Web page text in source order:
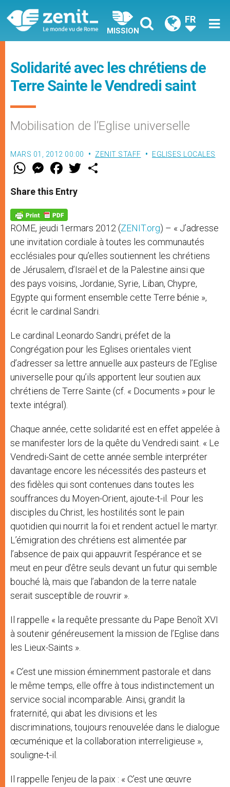
MISSION
FR
Solidarité avec les chrétiens de
Terre Sainte le Vendredi saint
Mobilisation de l’Eglise universelle
MARS 01, 2012 00:00 ZENIT STAFF EGLISES LOCALES
W
t
s
p
p
M
e
s
e
g
e
r
F
a
e
b
o
k
w
Share this Entry
ROME, jeudi 1ermars 2012 (ZENIT.org) – « J’adresse
une invitation cordiale à toutes les communautés
ecclésiales pour qu’elles soutiennent les chrétiens
de Jérusalem, d’Israël et de la Palestine ainsi que
des pays voisins, Jordanie, Syrie, Liban, Chypre,
Egypte qui forment ensemble cette Terre bénie »,
écrit le cardinal Sandri.
Le cardinal Leonardo Sandri, préfet de la
Congrégation pour les Eglises orientales vient
d’adresser sa lettre annuelle aux pasteurs de l’Eglise
universelle pour qu’ils apportent leur soutien aux
chrétiens de Terre Sainte (cf. « Documents » pour le
texte intégral).
Chaque année, cette solidarité est en effet appelée à
se manifester lors de la quête du Vendredi saint. « Le
Vendredi-Saint de cette année semble interpréter
davantage encore les nécessités des pasteurs et
des fidèles qui sont contenues dans toutes les
souffrances du Moyen-Orient, ajoute-t-il. Pour les
disciples du Christ, les hostilités sont le pain
quotidien qui nourrit la foi et rendent actuel le martyr.
L’émigration des chrétiens est alimentée par
l’absence de paix qui appauvrit l’espérance et se
meut en peur d’être seuls devant un futur qui semble
bouché là, mais que l’abandon de la terre natale
serait susceptible de rouvrir ».
Il rappelle « la requête pressante du Pape Benoît XVI
à soutenir généreusement la mission de l’Eglise dans
les Lieux-Saints ».
« C’est une mission éminemment pastorale et dans
le même temps, elle offre à tous indistinctement un
service social incomparable. Ainsi, grandit la
fraternité, qui abat les divisions et les
discriminations, toujours renouvelée dans le dialogue
œcuménique et la collaboration interreligieuse »,
souligne-t-il.
Il rappelle l’enjeu de la paix : « C’est une œuvre